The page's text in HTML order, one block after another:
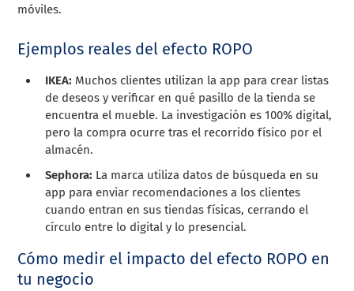
móviles.
Ejemplos reales del efecto ROPO
IKEA: Muchos clientes utilizan la app para crear listas
de deseos y verificar en qué pasillo de la tienda se
encuentra el mueble. La investigación es 100% digital,
pero la compra ocurre tras el recorrido físico por el
almacén.
Sephora: La marca utiliza datos de búsqueda en su
app para enviar recomendaciones a los clientes
cuando entran en sus tiendas físicas, cerrando el
círculo entre lo digital y lo presencial.
Cómo medir el impacto del efecto ROPO en
tu negocio